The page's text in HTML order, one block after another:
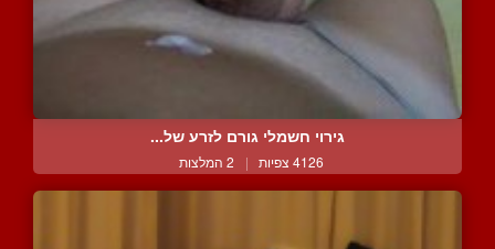
גירוי חשמלי גורם לזרע של...
4126 צפיות | 2 המלצות